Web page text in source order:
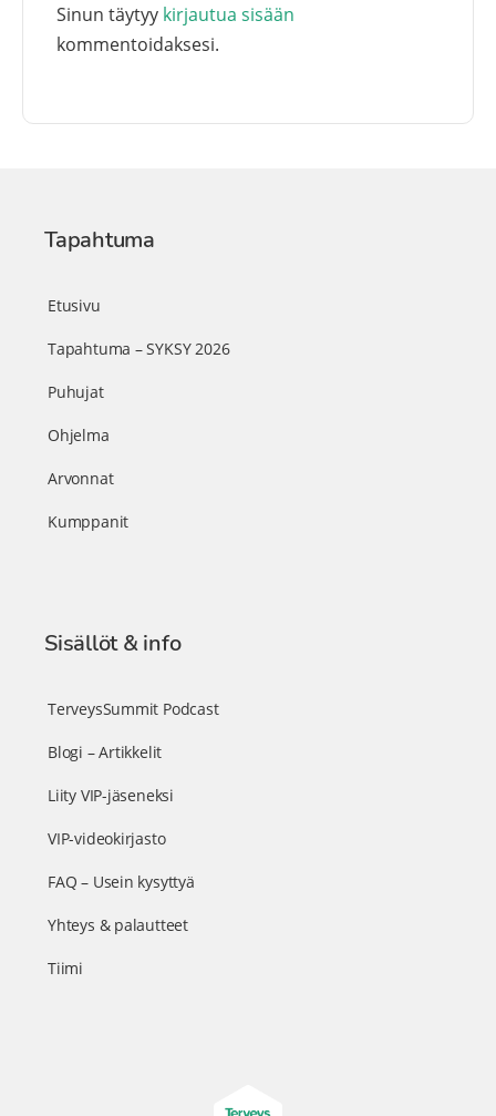
Sinun täytyy kirjautua sisään
kommentoidaksesi.
Tapahtuma
Etusivu
Tapahtuma – SYKSY 2026
Puhujat
Ohjelma
Arvonnat
Kumppanit
Sisällöt & info
TerveysSummit Podcast
Blogi – Artikkelit
Liity VIP-jäseneksi
VIP-videokirjasto
FAQ – Usein kysyttyä
Yhteys & palautteet
Tiimi